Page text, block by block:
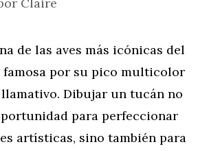
de las aves más icónicas del
famosa por su pico multicolor
Dibujar un tucán no
para perfeccionar
artísticas, sino también para